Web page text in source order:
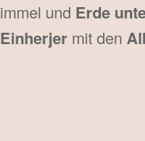
und Erde
mit den